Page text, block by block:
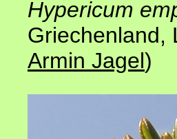
Hypericum
Griechenland,
Armin Jagel)